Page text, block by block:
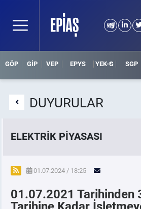
GÖP GİP VEP EPYS YEK-G SGP
DUYURULAR
ELEKTRİK PİYASASI
SPOT ELEKTRİK PİYASALARI
ÖRNEK FİNANS BELGELERİ
01.07.2024 / 18:25
01.07.2021 Tarihinden